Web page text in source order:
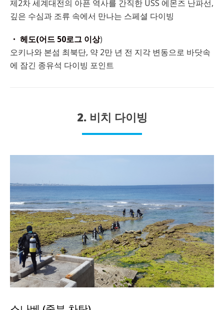
제2차 세계대전의 아픈 역사를 간직한 USS 에몬즈 난파선,
깊은 수심과 조류 속에서 만나는 스페셜 다이빙
・ 헤도(어드 50로그 이상)
오키나와 본섬 최북단, 약 2만 년 전 지각 변동으로 바닷속
에 잠긴 종유석 다이빙 포인트
2. 비치 다이빙